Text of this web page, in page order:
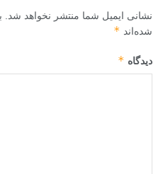
نشانی ایمیل شما منتشر نخواهد شد.
شده‌اند *
دیدگاه *